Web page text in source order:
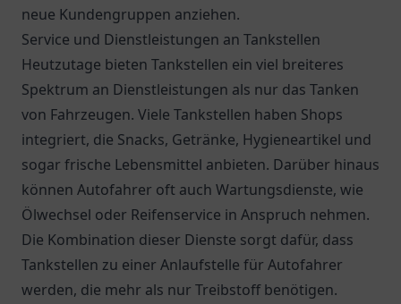
neue Kundengruppen anziehen.
Service und Dienstleistungen an Tankstellen
Heutzutage bieten Tankstellen ein viel breiteres
Spektrum an Dienstleistungen als nur das Tanken
von Fahrzeugen. Viele Tankstellen haben Shops
integriert, die Snacks, Getränke, Hygieneartikel und
sogar frische Lebensmittel anbieten. Darüber hinaus
können Autofahrer oft auch Wartungsdienste, wie
Ölwechsel oder Reifenservice in Anspruch nehmen.
Die Kombination dieser Dienste sorgt dafür, dass
Tankstellen zu einer Anlaufstelle für Autofahrer
werden, die mehr als nur Treibstoff benötigen.